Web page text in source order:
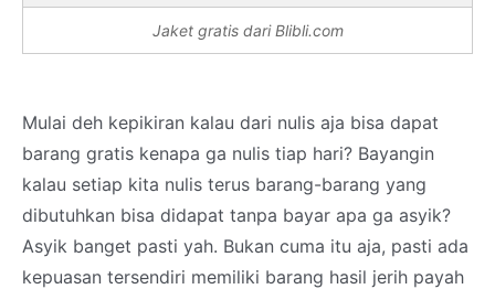
Jaket gratis dari Blibli.com
Mulai deh kepikiran kalau dari nulis aja bisa dapat
barang gratis kenapa ga nulis tiap hari? Bayangin
kalau setiap kita nulis terus barang-barang yang
dibutuhkan bisa didapat tanpa bayar apa ga asyik?
Asyik banget pasti yah. Bukan cuma itu aja, pasti ada
kepuasan tersendiri memiliki barang hasil jerih payah